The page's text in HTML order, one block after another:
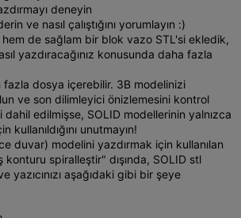
deneyin
ve nasıl çalıştığını yorumlayın :)
de sağlam bir blok vazo STL'si ekledik,
yazdıracağınız konusunda daha fazla
fazla dosya içerebilir. 3B modelinizi
ve son dilimleyici önizlemesini kontrol
edilmişse, SOLID modellerinin yalnızca
kullanıldığını unutmayın!
duvar) modelini yazdırmak için kullanılan
spiralleştir" dışında, SOLID stl
yazıcınızı aşağıdaki gibi bir şeye